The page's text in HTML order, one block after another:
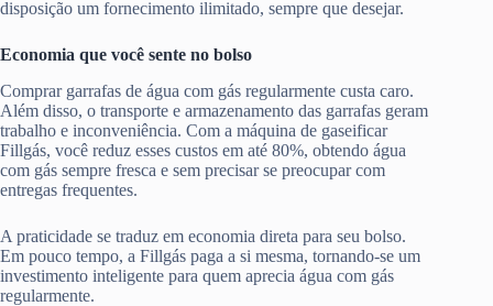
disposição um fornecimento ilimitado, sempre que desejar.
Economia que você sente no bolso
Comprar garrafas de água com gás regularmente custa caro.
Além disso, o transporte e armazenamento das garrafas geram
trabalho e inconveniência. Com a máquina de gaseificar
Fillgás, você reduz esses custos em até 80%, obtendo água
com gás sempre fresca e sem precisar se preocupar com
entregas frequentes.
A praticidade se traduz em economia direta para seu bolso.
Em pouco tempo, a Fillgás paga a si mesma, tornando-se um
investimento inteligente para quem aprecia água com gás
regularmente.